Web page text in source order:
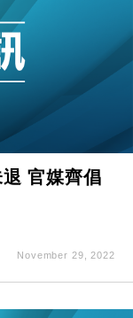
官媒齊倡
November 29, 2022